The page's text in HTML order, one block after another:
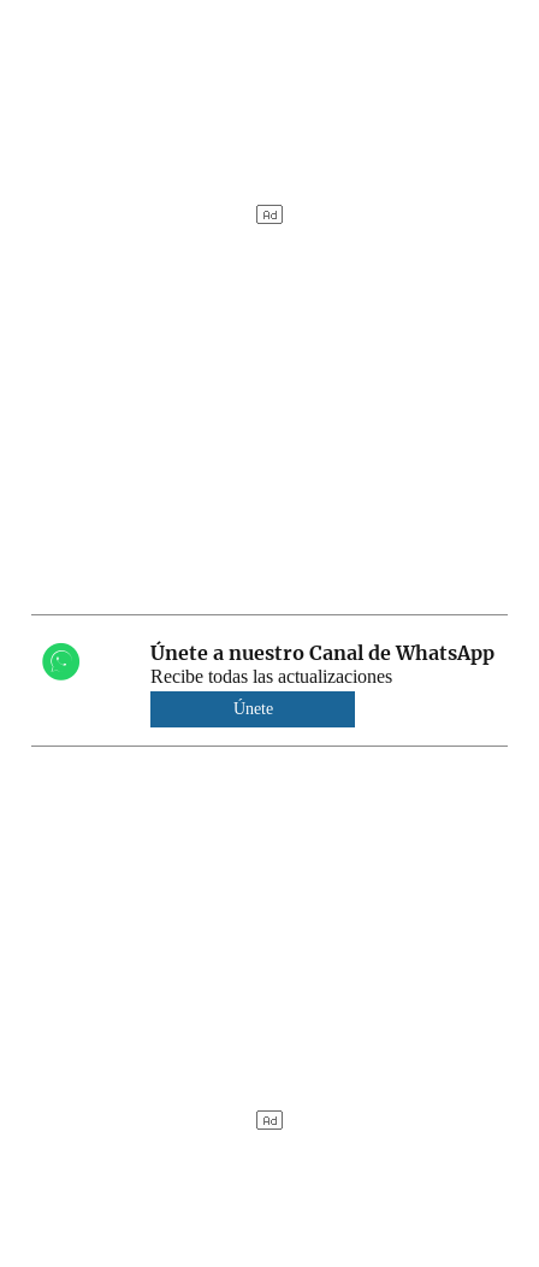
Únete a nuestro Canal de WhatsApp
Recibe todas las actualizaciones
Únete